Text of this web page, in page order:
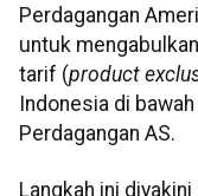
Perdagangan
untuk
tarif (product
Indonesia di
Perdagangan AS.
Langkah ini